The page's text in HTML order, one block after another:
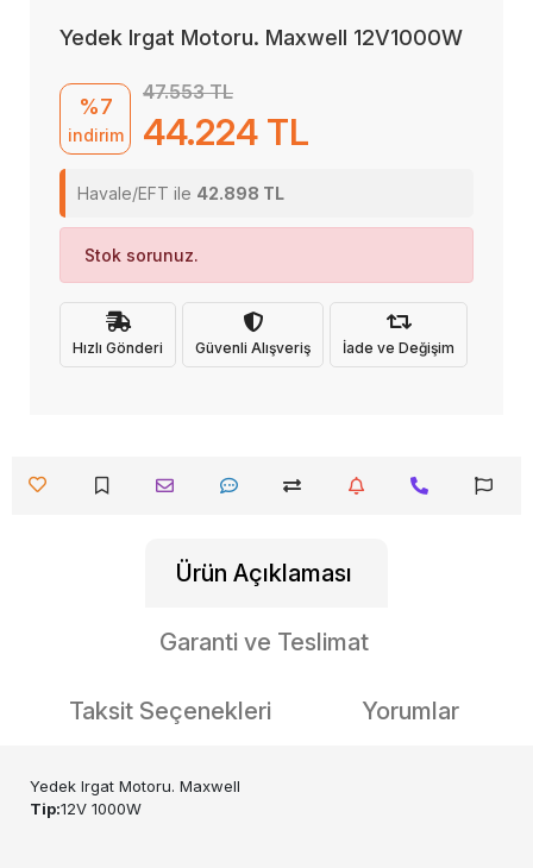
Yedek Irgat Motoru. Maxwell 12V1000W
%7
indirim
47.553 TL
44.224 TL
Havale/EFT ile 42.898 TL
Stok sorunuz.
Hızlı Gönderi Güvenli Alışveriş İade ve Değişim
Ürün Açıklaması
Garanti ve Teslimat
Taksit Seçenekleri Yorumlar
Yedek Irgat Motoru. Maxwell
Tip:12V 1000W